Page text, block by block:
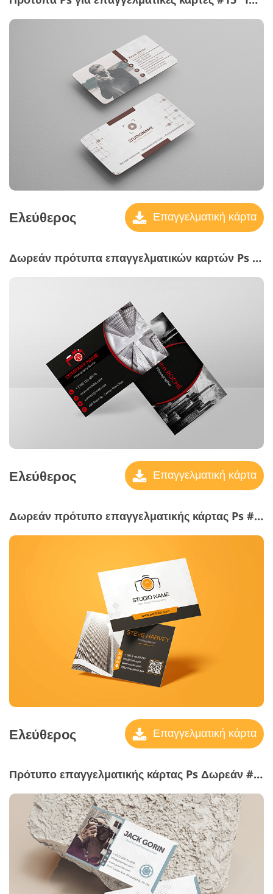
Ελεύθερος Επαγγελματική κάρτα
Δωρεάν πρότυπα επαγγελματικών καρτών Ps #16 "In the Limelight"
Ελεύθερος Επαγγελματική κάρτα
Δωρεάν πρότυπο επαγγελματικής κάρτας Ps #17 "Professional Shooting"
Ελεύθερος Επαγγελματική κάρτα
Πρότυπο επαγγελματικής κάρτας Ps Δωρεάν #18 "Chattels Rea"